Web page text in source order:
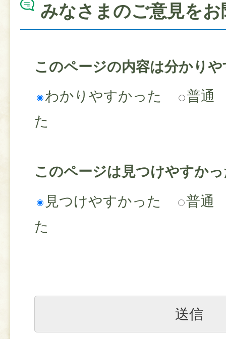
みなさまのご意見を
このページの内容は分かり
わかりやすかった
普通
た
このページは見つけやすか
見つけやすかった
普通
た